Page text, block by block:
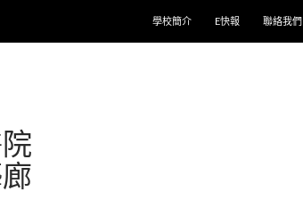
學校簡介 E快報 聯絡我們